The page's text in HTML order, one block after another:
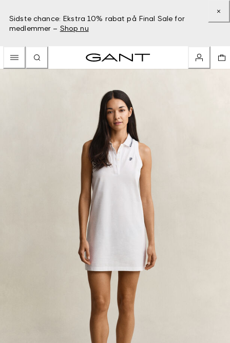
Sidste chance: Ekstra 10% rabat på Final Sale for
medlemmer – Shop nu